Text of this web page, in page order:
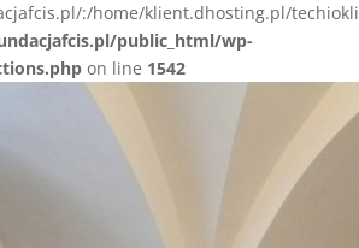
:/home/klient.dhosting.pl/
public_html/wp-
on line 1542